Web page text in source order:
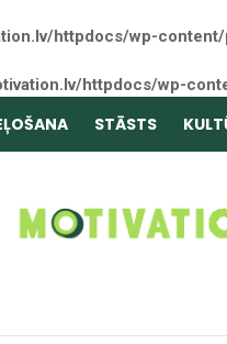
httpdocs/wp-
httpdocs/wp-
STĀSTS